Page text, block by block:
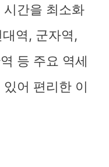
시간을 최소화
역, 군자역,
등 주요 역세
어 편리한 이